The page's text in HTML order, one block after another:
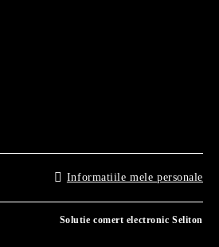
Informatiile mele personale
Solutie comert electronic Seliton